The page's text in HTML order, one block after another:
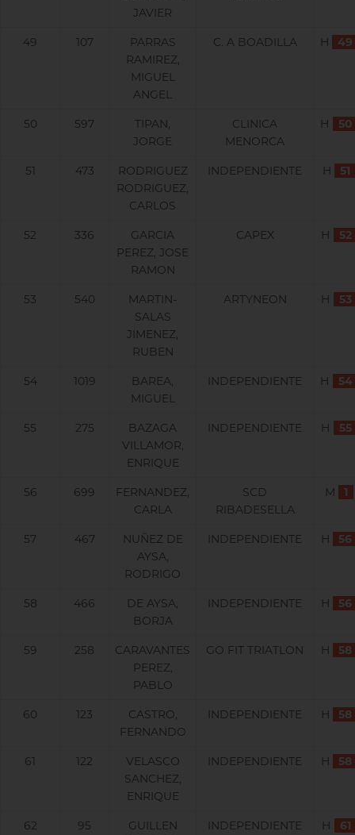
JAVIER
49 107
PARRAS
RAMIREZ,
MIGUEL
ANGEL
C. A BOADILLA H 49
50 597
TIPAN,
JORGE
CLINICA
MENORCA
H 50
51 473
RODRIGUEZ
RODRIGUEZ,
CARLOS
INDEPENDIENTE H 51
52 336
GARCIA
PEREZ, JOSE
RAMON
CAPEX H 52
53 540
MARTIN-
SALAS
JIMENEZ,
RUBEN
ARTYNEON H 53
54 1019
BAREA,
MIGUEL
INDEPENDIENTE H 54
55 275
BAZAGA
VILLAMOR,
ENRIQUE
INDEPENDIENTE H 55
56 699
FERNANDEZ,
CARLA
SCD
RIBADESELLA
M 1
57 467
NUÑEZ DE
AYSA,
RODRIGO
INDEPENDIENTE H 56
58 466
DE AYSA,
BORJA
INDEPENDIENTE H 56
59 258
CARAVANTES
PEREZ,
PABLO
GO FIT TRIATLON H 58
60 123
CASTRO,
FERNANDO
INDEPENDIENTE H 58
61 122
VELASCO
SANCHEZ,
ENRIQUE
INDEPENDIENTE H 58
62 95
GUILLEN
INDEPENDIENTE H 61